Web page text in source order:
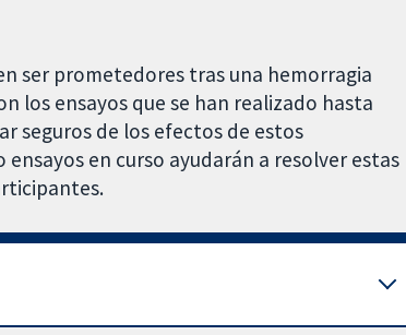
ser prometedores tras una hemorragia
los ensayos que se han realizado hasta
seguros de los efectos de estos
en curso ayudarán a resolver estas